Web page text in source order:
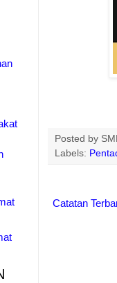
Posted by
Labels:
Catatan